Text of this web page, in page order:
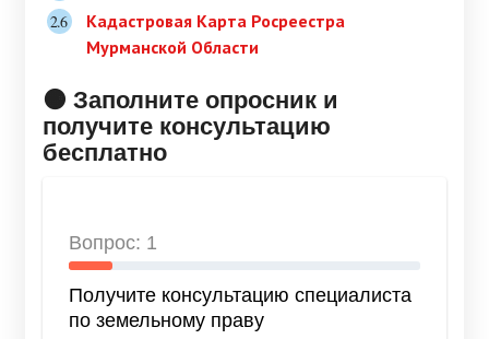
Кадастровая Карта Росреестра
Мурманской Области
🟠 Заполните опросник и
получите консультацию
бесплатно